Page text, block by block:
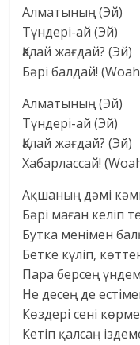
Алматының (Эй)
Түндері-ай (Эй)
Қалай жағдай? (Эй)
Бәрі балдай!
Алматының (Эй)
Түндері-ай (Эй)
Қалай жағдай? (Эй)
Хабарлассай!
Ақшаның дәмі
Бәрі маған келіп
Бутка менімен
Бетке күліп,
Пара берсең
Не десең де
Көздері сені
Кетіп қалсаң